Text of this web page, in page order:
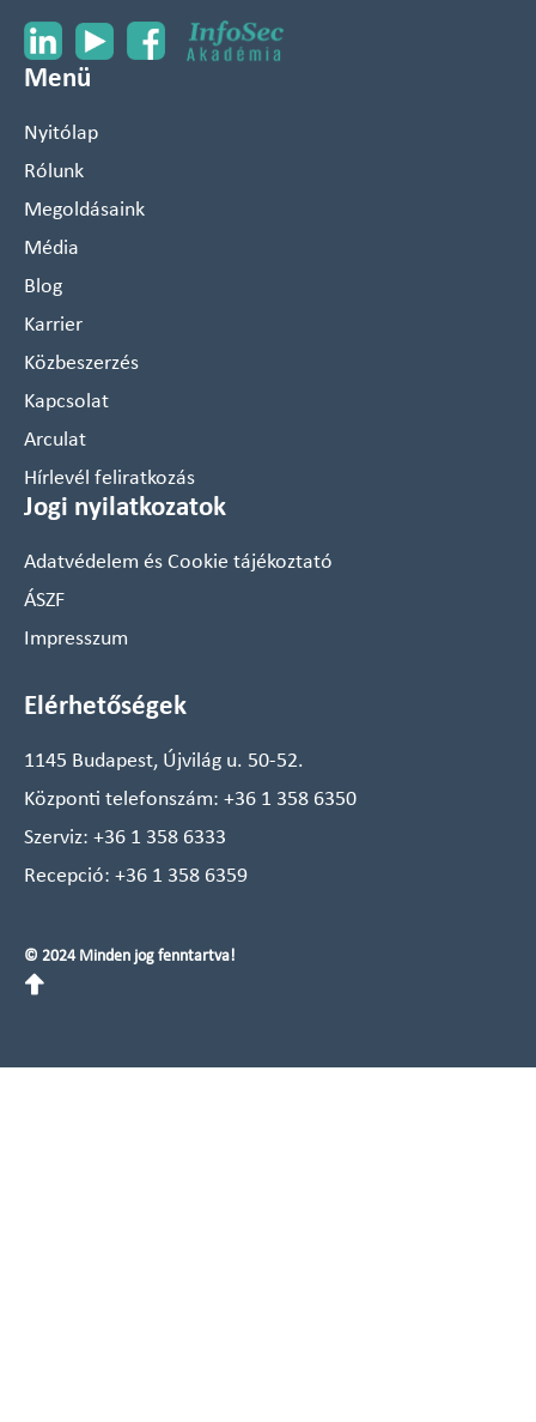
Menü
Nyitólap
Rólunk
Megoldásaink
Média
Blog
Karrier
Közbeszerzés
Kapcsolat
Arculat
Hírlevél feliratkozás
Jogi nyilatkozatok
Adatvédelem és Cookie tájékoztató
ÁSZF
Impresszum
Elérhetőségek
1145 Budapest, Újvilág u. 50-52.
Központi telefonszám: +36 1 358 6350
Szerviz: +36 1 358 6333
Recepció: +36 1 358 6359
© 2024 Minden jog fenntartva!